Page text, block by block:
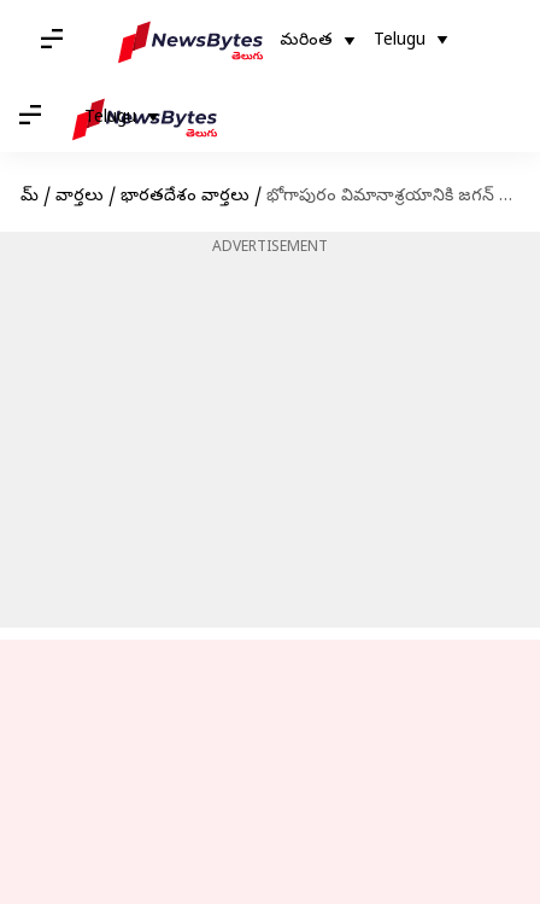
మరింత Telugu
Telugu
హోమ్ / వార్తలు / భారతదేశం వార్తలు / భోగాపురం విమానాశ్రయానికి జగన్ శంకుస్థాపన; మత్స్యం ఆకారంలో నిర్మించనున్న జీఎంఆర్
ADVERTISEMENT